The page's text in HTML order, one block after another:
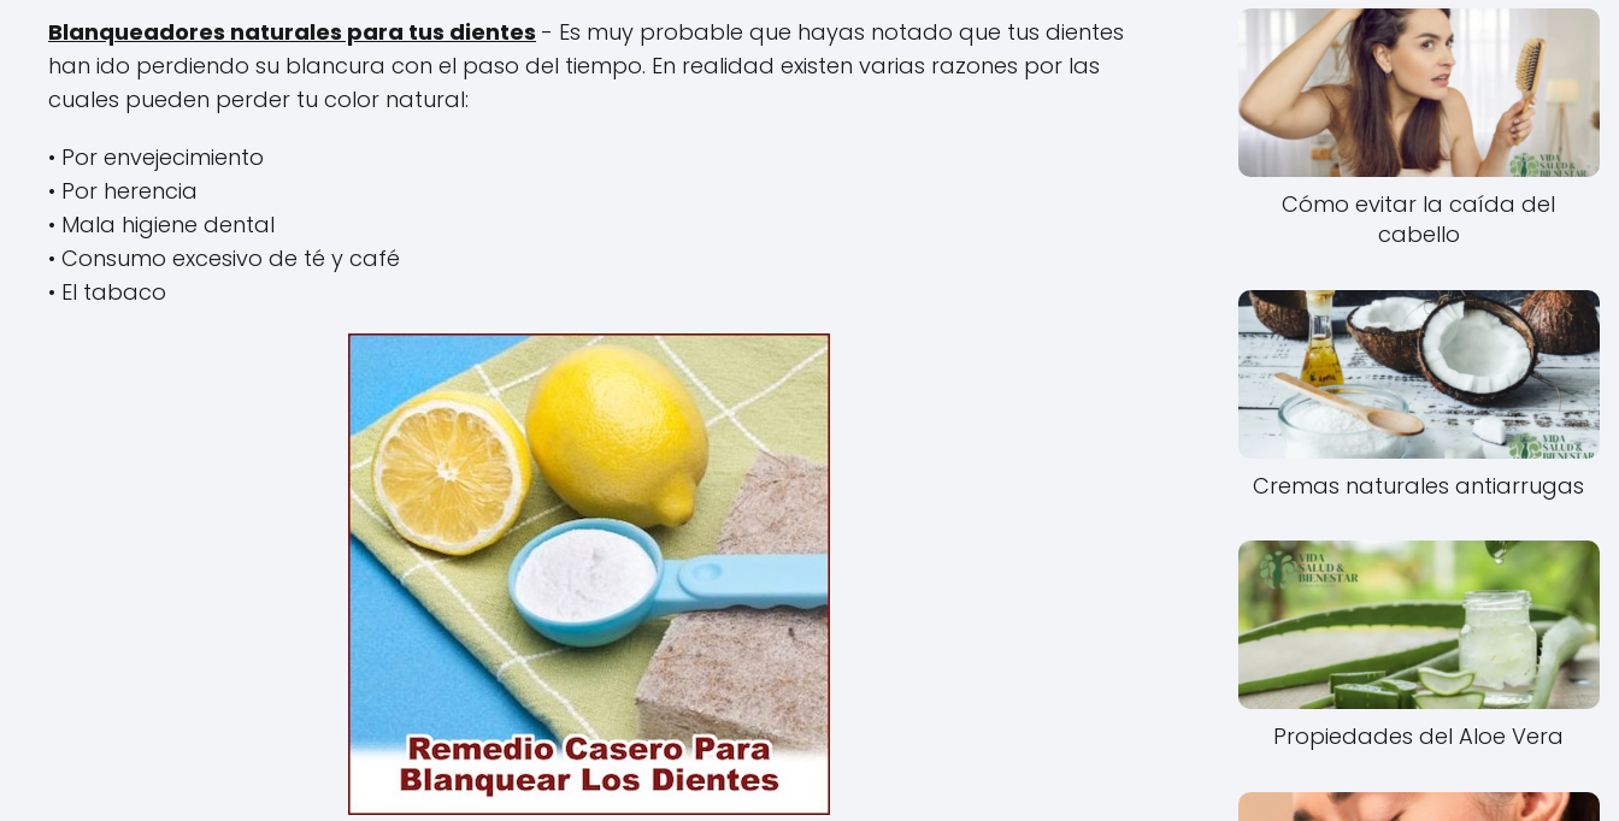
Blanqueadores naturales para tus dientes - Es muy probable que hayas notado que tus dientes
han ido perdiendo su blancura con el paso del tiempo. En realidad existen varias razones por las
cuales pueden perder tu color natural:
• Por envejecimiento
• Por herencia
• Mala higiene dental
• Consumo excesivo de té y café
• El tabaco
Cómo evitar la caída del
cabello
Cremas naturales antiarrugas
Propiedades del Aloe Vera